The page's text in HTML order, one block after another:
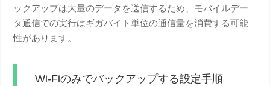
ックアップは大量のデータを送信するため、モバイルデー
タ通信での実行はギガバイト単位の通信量を消費する可能
性があります。
Wi-Fiのみでバックアップする設定手順